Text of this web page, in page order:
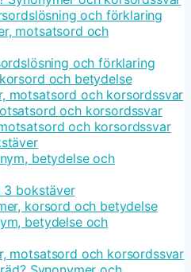
och förklaring
motsatsord och
och förklaring
och betydelse
motsatsord och korsordssvar
och korsordssvar
och korsordssvar
betydelse och
3 bokstäver
korsord och betydelse
betydelse och
motsatsord och korsordssvar